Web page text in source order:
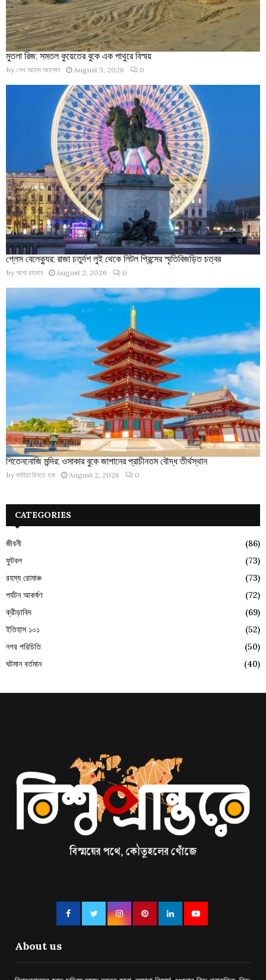
মুতলা রিজ: সমতল কুয়েতের বুকে এক পাথুরে বিস্ময়
by শেখ আহাদ আহসান August 3, 2026 0
প্লেস বেলেক্যুর: রাজা চতুর্দশ লুই থেকে লিটল প্রিন্সের স্মৃতিবিজড়িত চত্বর
by আশা রহমান August 2, 2026 0
শিতেননোজি মন্দির: ওসাকার বুকে জাপানের প্রাচীনতম বৌদ্ধ তীর্থস্থান
by ফাবিহা বিনতে হক August 2, 2026 0
CATEGORIES
জীবনী
(86)
ফুটবল
(73)
রহস্য রোমাঞ্চ
(73)
পর্যটন আকর্ষণ
(72)
ক্রীড়াবিদ
(69)
ইতিহাস ১০১
(52)
নগর পরিচিতি
(50)
ঘটমান বর্তমান
(40)
About us